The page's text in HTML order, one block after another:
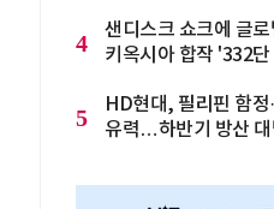
4
샌디스크 쇼크에 글
키옥시아 합작 '332
5
HD현대, 필리핀 함정
유력…하반기 방산 대